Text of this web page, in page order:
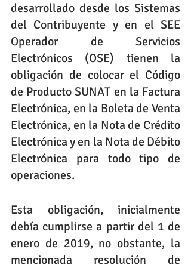
desarrollado desde los Sistemas
del Contribuyente y en el SEE
Operador de Servicios
Electrónicos (OSE) tienen la
obligación de colocar el Código
de Producto SUNAT en la Factura
Electrónica, en la Boleta de Venta
Electrónica, en la Nota de Crédito
Electrónica y en la Nota de Débito
Electrónica para todo tipo de
operaciones.
Esta obligación, inicialmente
debía cumplirse a partir del 1 de
enero de 2019, no obstante, la
mencionada resolución de